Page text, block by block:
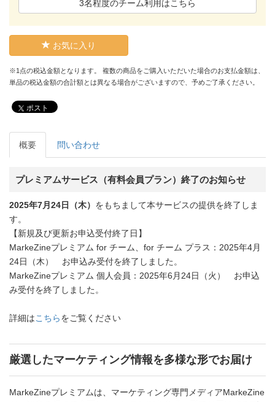
3名程度のチーム利用はこちら
お気に入り
※1点の税込金額となります。 複数の商品をご購入いただいた場合のお支払金額は、
単品の税込金額の合計額とは異なる場合がございますので、予めご了承ください。
ポスト
概要 問い合わせ
プレミアムサービス（有料会員プラン）終了のお知らせ
2025年7月24日（木） をもちまして本サービスの提供を終了しま
す。
【新規及び更新お申込受付終了日】
MarkeZineプレミアム for チーム、for チーム プラス：2025年4月
24日（木） お申込み受付を終了しました。
MarkeZineプレミアム 個人会員：2025年6月24日（火） お申込
み受付を終了しました。
詳細はこちらをご覧ください
厳選したマーケティング情報を多様な形でお届け
MarkeZineプレミアムは、マーケティング専門メディアMarkeZine